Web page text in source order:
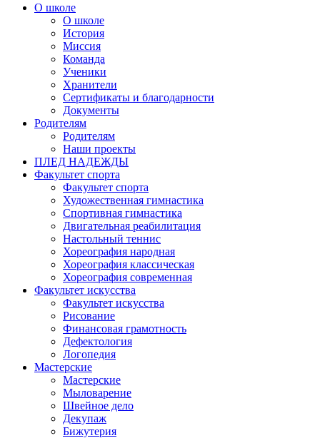
О школе
О школе
История
Миссия
Команда
Ученики
Хранители
Сертификаты и благодарности
Документы
Родителям
Родителям
Наши проекты
ПЛЕД НАДЕЖДЫ
Факультет спорта
Факультет спорта
Художественная гимнастика
Спортивная гимнастика
Двигательная реабилитация
Настольный теннис
Хореография народная
Хореография классическая
Хореография современная
Факультет искусства
Факультет искусства
Рисование
Финансовая грамотность
Дефектология
Логопедия
Мастерские
Мастерские
Мыловарение
Швейное дело
Декупаж
Бижутерия